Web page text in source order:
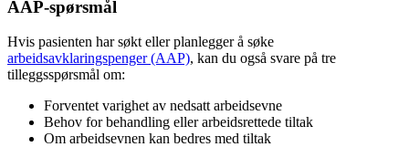
AAP-spørsmål
Hvis pasienten har søkt eller planlegger å søke
arbeidsavklaringspenger (AAP), kan du også svare på tre
tilleggsspørsmål om:
Forventet varighet av nedsatt arbeidsevne
Behov for behandling eller arbeidsrettede tiltak
Om arbeidsevnen kan bedres med tiltak